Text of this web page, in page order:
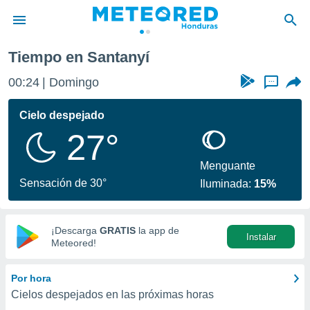
de
ha sido
calidad.
a este
las
y
digital
basada
Tiempo en Santanyí
00:24 Domingo ...
Cielo despejado
27°
Sensación de 30°
Menguante
Iluminada: 15%
¡Descarga GRATIS la app de
Meteored!
Instalar
Por hora
Cielos despejados en las próximas horas